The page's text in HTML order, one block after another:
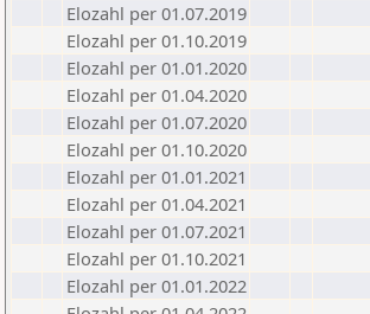
Elozahl per 01.07.2019
Elozahl per 01.10.2019
Elozahl per 01.01.2020
Elozahl per 01.04.2020
Elozahl per 01.07.2020
Elozahl per 01.10.2020
Elozahl per 01.01.2021
Elozahl per 01.04.2021
Elozahl per 01.07.2021
Elozahl per 01.10.2021
Elozahl per 01.01.2022